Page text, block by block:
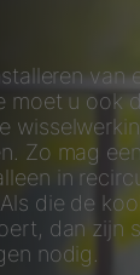
van
moet u ook
Zo mag
in
die de
dan zijn
nodig.